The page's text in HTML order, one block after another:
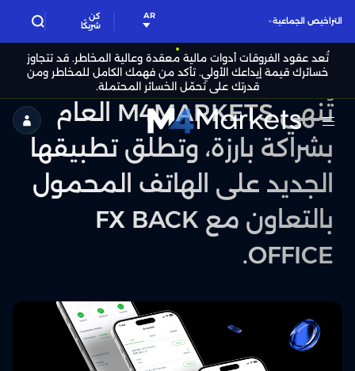
التراخيص الجماعية
AR
كن
شريكًا
تُعد عقود الفروقات أدوات مالية معقدة وعالية المخاطر. قد تتجاوز
خسائرك قيمة إيداعك الأولي. تأكد من فهمك الكامل للمخاطر ومن
قدرتك على تحمّل الخسائر المحتملة.
M4Markets
-
وسيط
تداول
CFD
مرخّص
تُنهي M4MARKETS العام
بشراكة بارزة، وتطلق تطبيقها
الجديد على الهاتف المحمول
بالتعاون مع FX BACK
OFFICE.